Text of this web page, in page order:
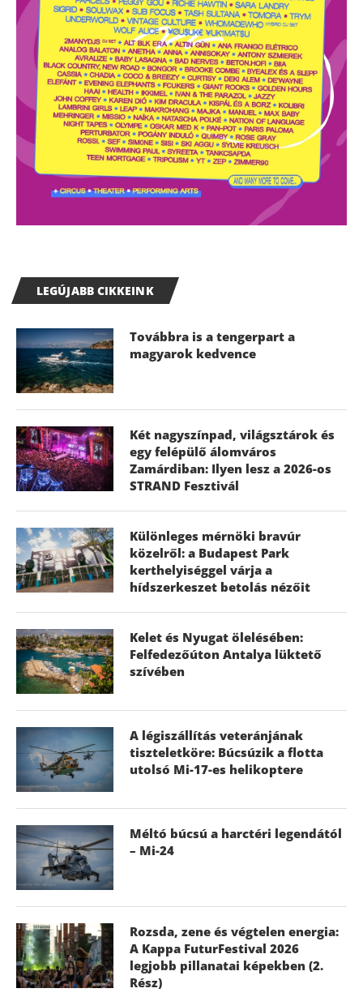
LEGÚJABB CIKKEINK
Továbbra is a tengerpart a
magyarok kedvence
Két nagyszínpad, világsztárok és
egy felépülő álomváros
Zamárdiban: Ilyen lesz a 2026-os
STRAND Fesztivál
Különleges mérnöki bravúr
közelről: a Budapest Park
kerthelyiséggel várja a
hídszerkeszet betolás nézőit
Kelet és Nyugat ölelésében:
Felfedezőúton Antalya lüktető
szívében
A légiszállítás veteránjának
tiszteletköre: Búcsúzik a flotta
utolsó Mi-17-es helikoptere
Méltó búcsú a harctéri legendától
– Mi-24
Rozsda, zene és végtelen energia:
A Kappa FuturFestival 2026
legjobb pillanatai képekben (2.
Rész)